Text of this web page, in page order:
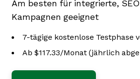
Am besten für integrierte,
Kampagnen geeignet
7-tägige kostenlose Testphase
Ab $117.33/Monat (jährlich